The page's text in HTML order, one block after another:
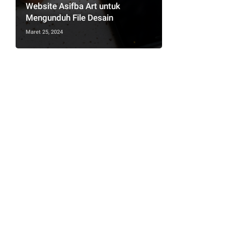
Website Asifba Art untuk
Mengunduh File Desain
Maret 25, 2024